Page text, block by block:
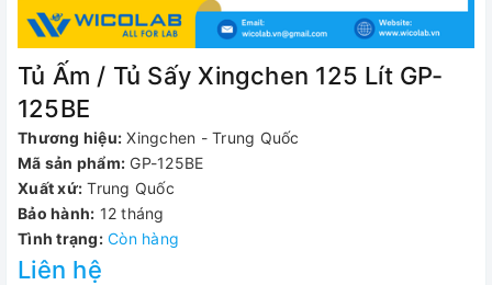
Tủ Ấm / Tủ Sấy Xingchen 125 Lít GP-
125BE
Thương hiệu: Xingchen - Trung Quốc
Mã sản phẩm: GP-125BE
Xuất xứ: Trung Quốc
Bảo hành: 12 tháng
Tình trạng: Còn hàng
Liên hệ